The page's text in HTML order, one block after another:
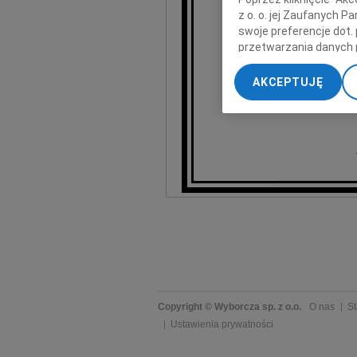
Copyright © Wyborcza sp. z o.o. O nas
Ustawienia prywatności
z o. o. jej Zaufanych
swoje preferencje dot.
przetwarzania danych
„Ustawienia
My, nasi Zaufani
dokładnych danych
Przechowywanie
AKCEPTUJĘ